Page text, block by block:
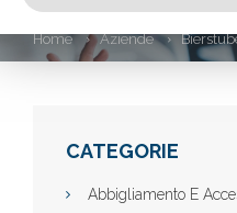
Home Aziende
CATEGORIE
Abbigliamento E